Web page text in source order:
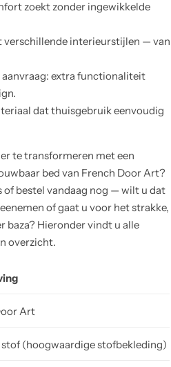
zoekt zonder ingewikkelde
verschillende interieurstijlen — van
extra functionaliteit
dat thuisgebruik eenvoudig
te transformeren met een
bed van French Door Art?
bestel vandaag nog — wilt u dat
of gaat u voor het strakke,
baza? Hieronder vindt u alle
overzicht.
Art
stof (hoogwaardige stofbekleding)